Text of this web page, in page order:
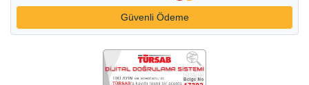
Güvenli Ödeme